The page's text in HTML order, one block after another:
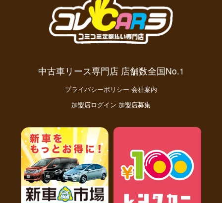
中古車リース専門店 店舗数全国No.1
プライバシーポリシー 会社案内
加盟店ログイン 加盟店募集